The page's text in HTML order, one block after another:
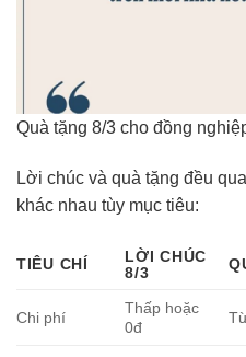
Quà tặng 8/3 cho đồng
Lời chúc và quà tặng đều
khác nhau tùy mục tiêu:
TIÊU CHÍ
LỜI CHÚC
8/3
Chi phí
Thấp hoặc
0đ